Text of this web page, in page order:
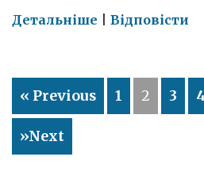
Детальніше onВідповісти
« Previous 1 2 3
»Next